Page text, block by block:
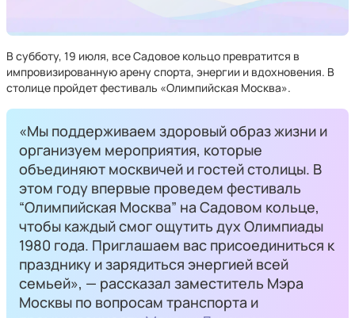
В субботу, 19 июля, все Садовое кольцо превратится в
импровизированную арену спорта, энергии и вдохновения. В
столице пройдет фестиваль «Олимпийская Москва».
«Мы поддерживаем здоровый образ жизни и
организуем мероприятия, которые
объединяют москвичей и гостей столицы. В
этом году впервые проведем фестиваль
“Олимпийская Москва” на Садовом кольце,
чтобы каждый смог ощутить дух Олимпиады
1980 года. Приглашаем вас присоединиться к
празднику и зарядиться энергией всей
семьей», — рассказал заместитель Мэра
Москвы по вопросам транспорта и